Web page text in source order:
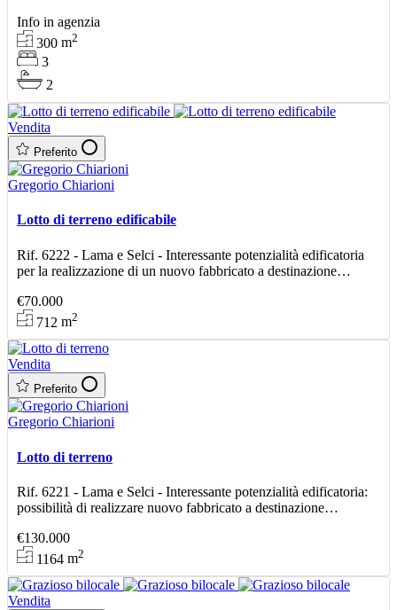
Info in agenzia
300m2
3
2
Vendita
Preferito
Gregorio Chiarioni
Lotto di terreno edificabile
Rif. 6222 - Lama e Selci - Interessante potenzialità edificatoria
per la realizzazione di un nuovo fabbricato a destinazione
€70.000
712m2
Vendita
Preferito
Gregorio Chiarioni
Lotto di terreno
Rif. 6221 - Lama e Selci - Interessante potenzialità edificatoria:
possibilità di realizzare nuovo fabbricato a destinazione
€130.000
1164m2
Vendita